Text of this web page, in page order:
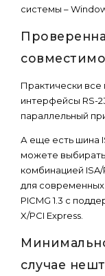
системы –
Практически
интерфейсы RS-
параллельный
А еще есть шина
можете
комбинацией ISA/
для
PICMG 1.3 с
X/PCI Express.
случае